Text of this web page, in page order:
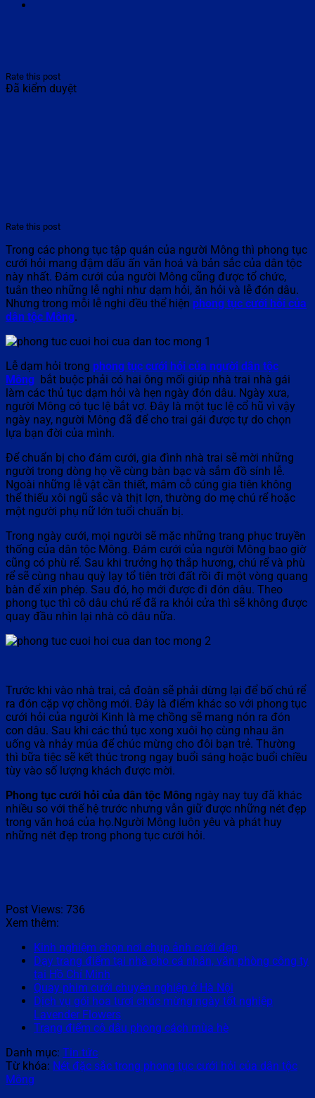
Rate this post
Đã kiểm duyệt
Rate this post
Trong các phong tục tập quán của người Mông thì phong tục
cưới hỏi mang đậm dấu ấn văn hoá và bản sắc của dân tộc
này nhất. Đám cưới của người Mông cũng được tổ chức,
tuân theo những lễ nghi như dạm hỏi, ăn hỏi và lễ đón dâu.
Nhưng trong mỗi lễ nghi đều thể hiện phong tục cưới hỏi của
dân tộc Mông.
Lễ dạm hỏi trong phong tục cưới hỏi của người dân tộc
Mông bắt buộc phải có hai ông mối giúp nhà trai nhà gái
làm các thủ tục dạm hỏi và hẹn ngày đón dâu. Ngày xưa,
người Mông có tục lệ bắt vợ. Đây là một tục lệ cổ hũ vì vậy
ngày nay, người Mông đã để cho trai gái được tự do chọn
lựa bạn đời của mình.
Để chuẩn bị cho đám cưới, gia đình nhà trai sẽ mời những
người trong dòng họ về cùng bàn bạc và sắm đồ sính lễ.
Ngoài những lễ vật cần thiết, mâm cỗ cúng gia tiên không
thể thiếu xôi ngũ sắc và thịt lợn, thường do mẹ chú rể hoặc
một người phụ nữ lớn tuổi chuẩn bị.
Trong ngày cưới, mọi người sẽ mặc những trang phục truyền
thống của dân tộc Mông. Đám cưới của người Mông bao giờ
cũng có phù rể. Sau khi trưởng họ thắp hương, chú rể và phù
rể sẽ cùng nhau quỳ lạy tổ tiên trời đất rồi đi một vòng quang
bàn để xin phép. Sau đó, họ mới được đi đón dâu. Theo
phong tục thì cô dâu chú rể đã ra khỏi cửa thì sẽ không được
quay đầu nhìn lại nhà cô dâu nữa.
Trước khi vào nhà trai, cả đoàn sẽ phải dừng lại để bố chú rể
ra đón cặp vợ chồng mới. Đây là điểm khác so với phong tục
cưới hỏi của người Kinh là mẹ chồng sẽ mang nón ra đón
con dâu. Sau khi các thủ tục xong xuôi họ cùng nhau ăn
uống và nhảy múa để chúc mừng cho đôi bạn trẻ. Thường
thì bữa tiệc sẽ kết thúc trong ngay buổi sáng hoặc buổi chiều
tùy vào số lượng khách được mời.
Phong tục cưới hỏi của dân tộc Mông ngày nay tuy đã khác
nhiều so với thế hệ trước nhưng vẫn giữ được những nét đẹp
trong văn hoá của họ.Người Mông luôn yêu và phát huy
những nét đẹp trong phong tục cưới hỏi.
Post Views: 736
Xem thêm:
Kinh nghiệm chọn nơi chụp ảnh cưới đẹp
Dạy trang điểm tại nhà cho cá nhân, văn phòng công ty
tại Hồ Chí Minh
Quay phim cưới chuyên nghiệp ở Hà Nội
Dịch vụ gói hoa tươi chúc mừng ngày tốt nghiệp
Lavender Flowers
Trang điểm cô dâu phong cách mùa hè
Danh mục: Tin tức
Từ khóa: Nét đặc sắc trong phong tục cưới hỏi của dân tộc
Mông